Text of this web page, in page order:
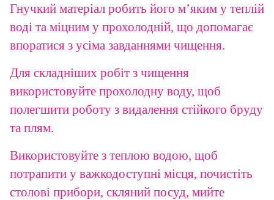
Гнучкий матеріал робить його м’яким у теплій
воді та міцним у прохолодній, що допомагає
впоратися з усіма завданнями чищення.
Для складніших робіт з чищення
використовуйте прохолодну воду, щоб
полегшити роботу з видалення стійкого бруду
та плям.
Використовуйте з теплою водою, щоб
потрапити у важкодоступні місця, почистіть
столові прибори, скляний посуд, мийте